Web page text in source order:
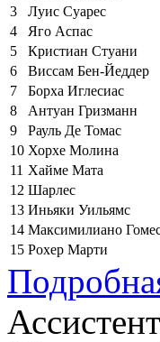
3
Луис Суарес
4
Яго Аспас
5
Кристиан Стуани
6
Виссам Бен-Йеддер
7
Борха Иглесиас
8
Антуан Гризманн
9
Рауль Де Томас
10 Хорхе Молина
11 Хайме Мата
12 Шарлес
13 Иньяки Уильямс
14 Максимилиано
15 Рохер Марти